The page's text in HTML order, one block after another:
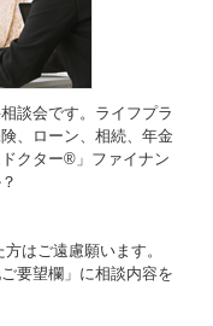
談会です。ライフプラ
、ローン、相続、年金
クター®」ファイナン
はご遠慮願います。
要望欄」に相談内容を